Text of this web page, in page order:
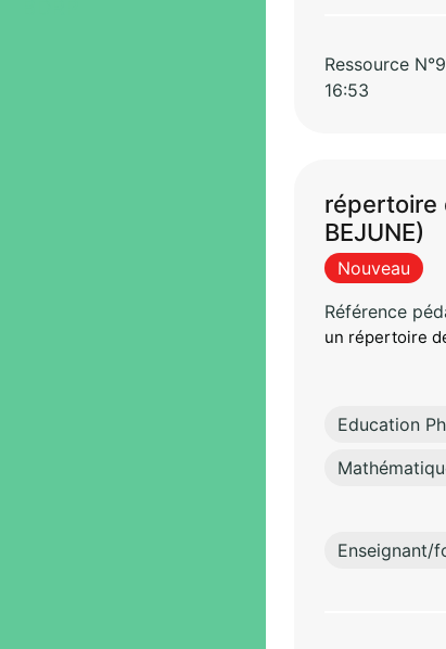
Ressource
16:53
répertoire
BEJUNE)
Nouveau
Référence
un répertoire
Education
Enseignant/